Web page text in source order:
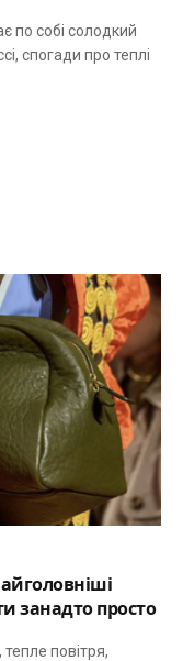
по собі солодкий
спогади про теплі
занадто просто
повітря,